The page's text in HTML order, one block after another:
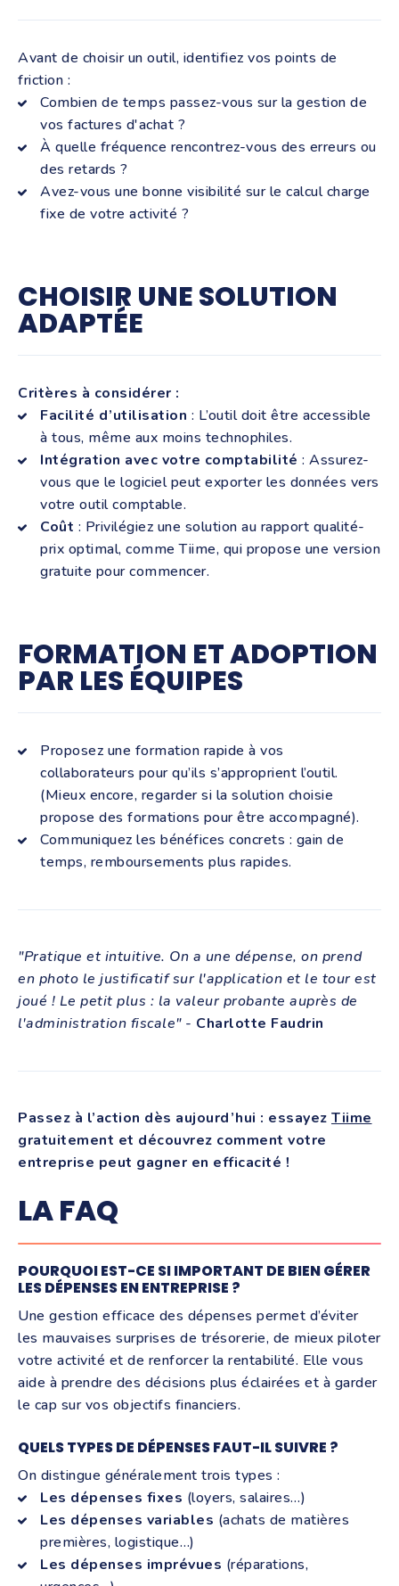
Avant de choisir un outil, identifiez vos points de
friction :
Combien de temps passez-vous sur la gestion de
vos factures d'achat ?
À quelle fréquence rencontrez-vous des erreurs ou
des retards ?
Avez-vous une bonne visibilité sur le calcul charge
fixe de votre activité ?
CHOISIR UNE SOLUTION
ADAPTÉE
Critères à considérer :
Facilité d’utilisation : L’outil doit être accessible
à tous, même aux moins technophiles.
Intégration avec votre comptabilité : Assurez-
vous que le logiciel peut exporter les données vers
votre outil comptable.
Coût : Privilégiez une solution au rapport qualité-
prix optimal, comme Tiime, qui propose une version
gratuite pour commencer.
FORMATION ET ADOPTION
PAR LES ÉQUIPES
Proposez une formation rapide à vos
collaborateurs pour qu’ils s’approprient l’outil.
(Mieux encore, regarder si la solution choisie
propose des formations pour être accompagné).
Communiquez les bénéfices concrets : gain de
temps, remboursements plus rapides.
"Pratique et intuitive. On a une dépense, on prend
en photo le justificatif sur l'application et le tour est
joué ! Le petit plus : la valeur probante auprès de
l'administration fiscale"- Charlotte Faudrin
Passez à l’action dès aujourd’hui : essayez Tiime
gratuitement et découvrez comment votre
entreprise peut gagner en efficacité !
LA FAQ
POURQUOI EST-CE SI IMPORTANT DE BIEN GÉRER
LES DÉPENSES EN ENTREPRISE ?
Une gestion efficace des dépenses permet d’éviter
les mauvaises surprises de trésorerie, de mieux piloter
votre activité et de renforcer la rentabilité. Elle vous
aide à prendre des décisions plus éclairées et à garder
le cap sur vos objectifs financiers.
QUELS TYPES DE DÉPENSES FAUT-IL SUIVRE ?
On distingue généralement trois types :
Les dépenses fixes (loyers, salaires…)
Les dépenses variables (achats de matières
premières, logistique…)
Les dépenses imprévues (réparations,